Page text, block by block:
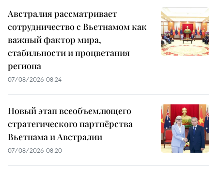
Австралия рассматривает
сотрудничество с Вьетнамом как
важный фактор мира,
стабильности и процветания
региона
07/08/2026 08:24
Новый этап всеобъемлющего
стратегического партнёрства
Вьетнама и Австралии
07/08/2026 08:20